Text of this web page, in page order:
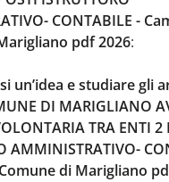
CONTABILE -
pdf 2026:
un’idea e studiare gli
DI MARIGLIANO
TRA ENTI 2
AMMINISTRATIVO-
di Marigliano